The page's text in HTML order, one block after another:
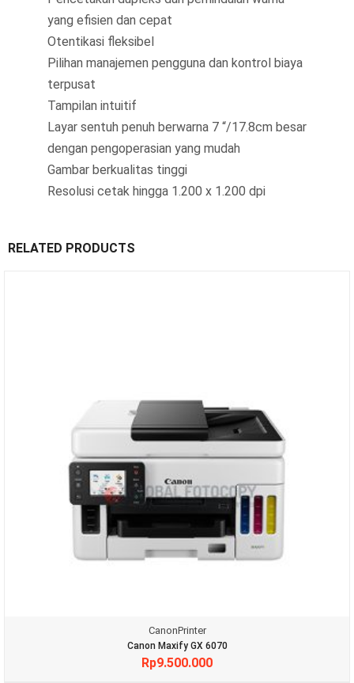
yang efisien dan cepat
Otentikasi fleksibel
Pilihan manajemen pengguna dan kontrol biaya
terpusat
Tampilan intuitif
Layar sentuh penuh berwarna 7 “/17.8cm besar
dengan pengoperasian yang mudah
Gambar berkualitas tinggi
Resolusi cetak hingga 1.200 x 1.200 dpi
RELATED PRODUCTS
CanonPrinter
Canon Maxify GX 6070
Rp9.500.000